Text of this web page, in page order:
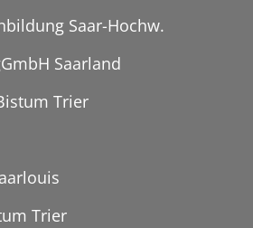
Saar-Hochw.
Saarland
Trier
Trier